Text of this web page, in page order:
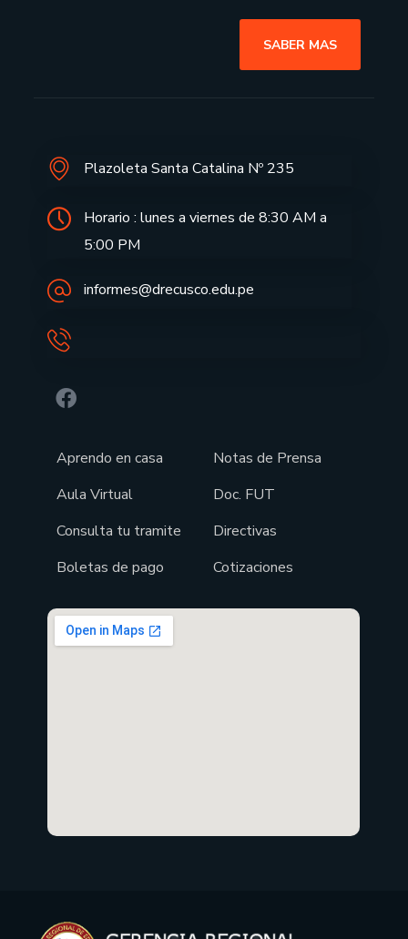
SABER MAS
Plazoleta Santa Catalina Nº 235
Horario : lunes a viernes de 8:30 AM a
5:00 PM
informes@drecusco.edu.pe
Aprendo en casa
Aula Virtual
Consulta tu tramite
Boletas de pago
Notas de Prensa
Doc. FUT
Directivas
Cotizaciones